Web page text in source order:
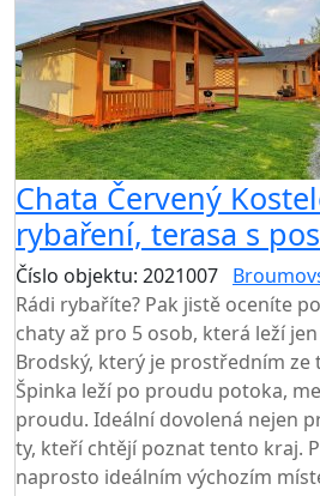
Chata Červený
rybaření, terasa s
Číslo objektu: 2021007
Rádi rybaříte? Pak jistě oceníte
chaty až pro 5 osob, která leží
Brodský, který je prostředním ze
Špinka leží po proudu potoka,
proudu. Ideální dovolená nejen
ty, kteří chtějí poznat tento kraj.
naprosto ideálním výchozím